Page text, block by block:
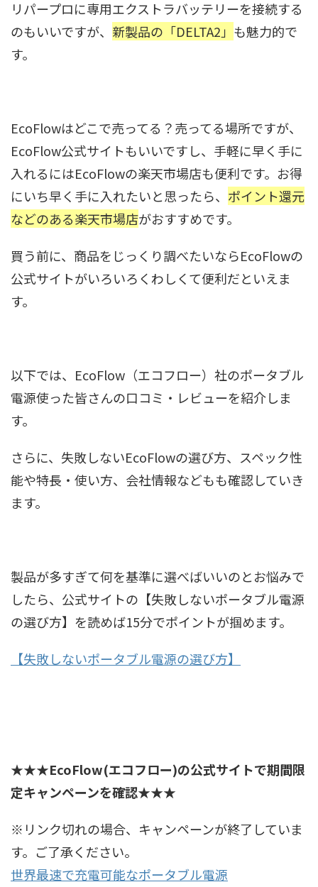
リパープロに専用エクストラバッテリーを接続する
のもいいですが、 新製品の「DELTA2」 も魅力的で
す。
EcoFlowはどこで売ってる？売ってる場所ですが、
EcoFlow公式サイトもいいですし、手軽に早く手に
入れるにはEcoFlowの楽天市場店も便利です。お得
にいち早く手に入れたいと思ったら、 ポイント還元
などのある楽天市場店がおすすめです。
買う前に、商品をじっくり調べたいならEcoFlowの
公式サイトがいろいろくわしくて便利だといえま
す。
以下では、EcoFlow（エコフロー）社のポータブル
電源使った皆さんの口コミ・レビューを紹介しま
す。
さらに、失敗しないEcoFlowの選び方、スペック性
能や特長・使い方、会社情報などもも確認していき
ます。
製品が多すぎて何を基準に選べばいいのとお悩みで
したら、公式サイトの【失敗しないポータブル電源
の選び方】を読めば15分でポイントが掴めます。
【失敗しないポータブル電源の選び方】
★★★EcoFlow(エコフロー)の公式サイトで期間限
定キャンペーンを確認★★★
※リンク切れの場合、キャンペーンが終了していま
す。ご了承ください。
世界最速で充電可能なポータブル電源